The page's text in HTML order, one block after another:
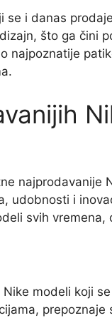
se i danas
što ga čini
najpoznatije
najprodavanije
udobnosti i
svih
modeli koji